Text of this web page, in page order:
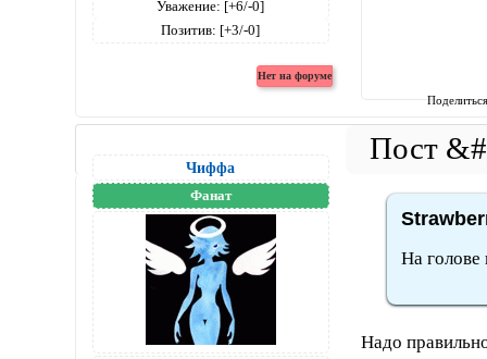
Уважение: [+6/-0]
Позитив: [+3/-0]
Чиффа
Фанат
На голове
Надо